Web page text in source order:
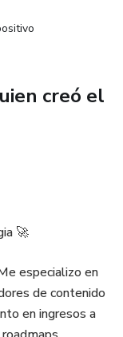
creó el
🚀
especializo en
de contenido
en ingresos a